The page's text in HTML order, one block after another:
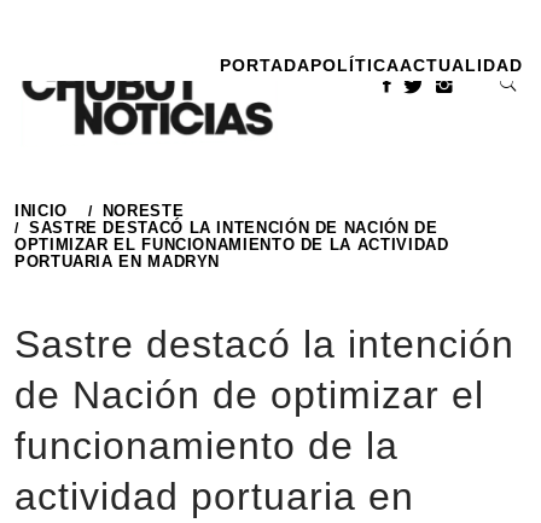
contenido
PORTADAPOLÍTICAACTUALIDAD
INICIO
NORESTE
SASTRE DESTACÓ LA INTENCIÓN DE NACIÓN DE
OPTIMIZAR EL FUNCIONAMIENTO DE LA ACTIVIDAD
PORTUARIA EN MADRYN
Sastre destacó la intención
de Nación de optimizar el
funcionamiento de la
actividad portuaria en